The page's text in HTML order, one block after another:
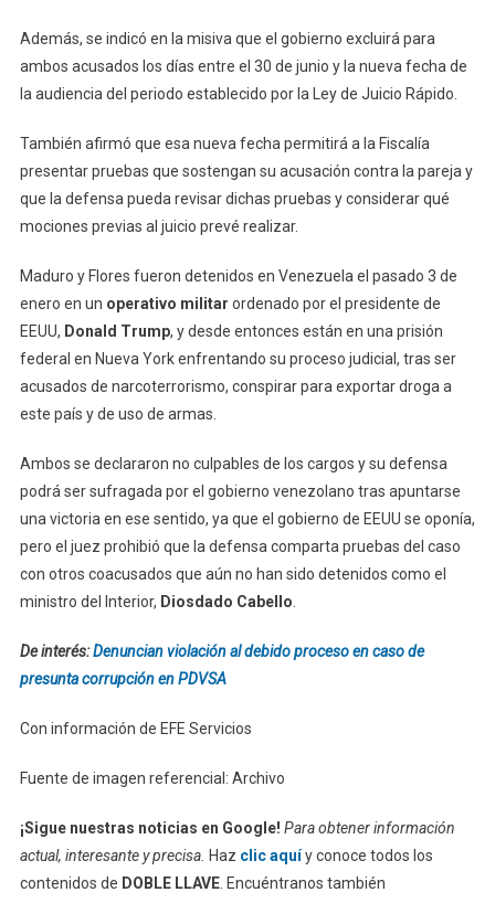
Además, se indicó en la misiva que el gobierno excluirá para
ambos acusados los días entre el 30 de junio y la nueva fecha de
la audiencia del periodo establecido por la Ley de Juicio Rápido.
También afirmó que esa nueva fecha permitirá a la Fiscalía
presentar pruebas que sostengan su acusación contra la pareja y
que la defensa pueda revisar dichas pruebas y considerar qué
mociones previas al juicio prevé realizar.
Maduro y Flores fueron detenidos en Venezuela el pasado 3 de
enero en un operativo militar ordenado por el presidente de
EEUU, Donald Trump, y desde entonces están en una prisión
federal en Nueva York enfrentando su proceso judicial, tras ser
acusados de narcoterrorismo, conspirar para exportar droga a
este país y de uso de armas.
Ambos se declararon no culpables de los cargos y su defensa
podrá ser sufragada por el gobierno venezolano tras apuntarse
una victoria en ese sentido, ya que el gobierno de EEUU se oponía,
pero el juez prohibió que la defensa comparta pruebas del caso
con otros coacusados que aún no han sido detenidos como el
ministro del Interior, Diosdado Cabello
De interés:Denuncian violación al debido proceso en caso de
presunta corrupción en PDVSA
Con información de EFE Servicios
Fuente de imagen referencial: Archivo
¡Sigue nuestras noticias en Google! Para obtener información
actual, interesante y precisa. Haz clic aquíy conoce todos los
contenidos de DOBLE LLAVE. Encuéntranos también